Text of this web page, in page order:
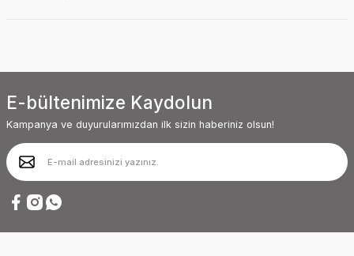
E-bültenimize Kaydolun
Kampanya ve duyurularımızdan ilk sizin haberiniz olsun!